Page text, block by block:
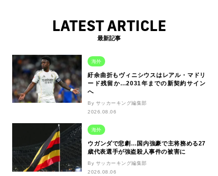
LATEST ARTICLE
最新記事
海外
紆余曲折もヴィニシウスはレアル・マドリ
ード残留か…2031年までの新契約サイン
へ
By サッカーキング編集部
2026.08.06
海外
ウガンダで悲劇…国内強豪で主将務める27
歳代表選手が強盗殺人事件の被害に
By サッカーキング編集部
2026.08.06